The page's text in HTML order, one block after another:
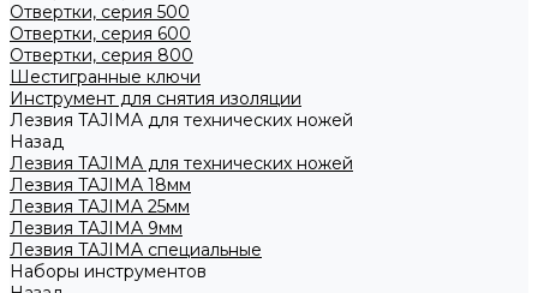
Отвертки, серия 500
Отвертки, серия 600
Отвертки, серия 800
Шестигранные ключи
Инструмент для снятия изоляции
Лезвия TAJIMA для технических ножей
Назад
Лезвия TAJIMA для технических ножей
Лезвия TAJIMA 18мм
Лезвия TAJIMA 25мм
Лезвия TAJIMA 9мм
Лезвия TAJIMA специальные
Наборы инструментов